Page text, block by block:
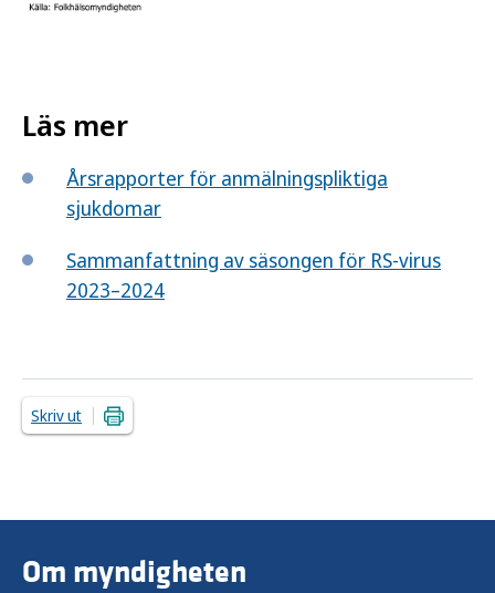
Läs mer
Årsrapporter för anmälningspliktiga
sjukdomar
Sammanfattning av säsongen för RS-virus
2023–2024
Skriv ut
Om myndigheten